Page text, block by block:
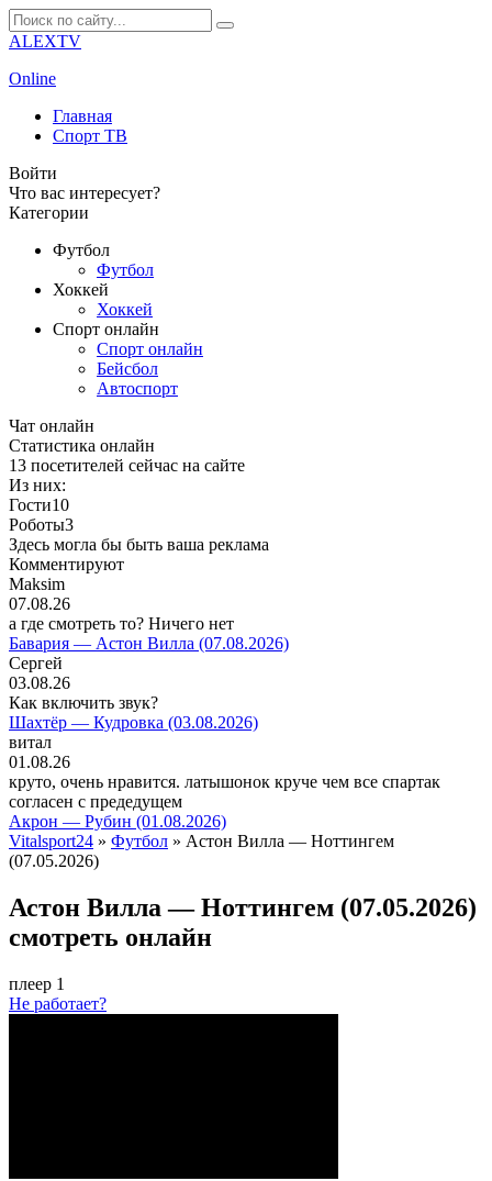
ALEXTV
Online
Главная
Спорт ТВ
Войти
Что вас интересует?
Категории
Футбол
Футбол
Хоккей
Хоккей
Спорт онлайн
Спорт онлайн
Бейсбол
Автоспорт
Чат онлайн
Cтатистика онлайн
13 посетителей сейчас на сайте
Из них:
Гости10
Роботы3
Здесь могла бы быть ваша реклама
Комментируют
Maksim
07.08.26
а где смотреть то? Ничего нет
Бавария — Астон Вилла (07.08.2026)
Сергей
03.08.26
Как включить звук?
Шахтёр — Кудровка (03.08.2026)
витал
01.08.26
круто, очень нравится. латышонок круче чем все спартак
согласен с предедущем
Акрон — Рубин (01.08.2026)
Vitalsport24 » Футбол » Астон Вилла — Ноттингем
(07.05.2026)
Астон Вилла — Ноттингем (07.05.2026)
смотреть онлайн
плеер 1
Не работает?